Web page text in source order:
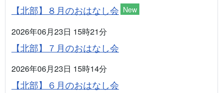
【北部】８月のおはなし会 New
2026年06月23日 15時21分
【北部】７月のおはなし会
2026年06月23日 15時14分
【北部】６月のおはなし会